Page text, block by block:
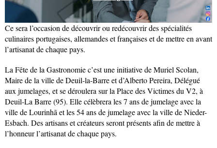
Ce sera l’occasion de découvrir ou redécouvrir des spécialités
culinaires portugaises, allemandes et françaises et de mettre en avant
l’artisanat de chaque pays.
La Fête de la Gastronomie c’est une initiative de Muriel Scolan,
Maire de la ville de Deuil-la-Barre et d’Alberto Pereira, Délégué
aux jumelages, et se déroulera sur la Place des Victimes du V2, à
Deuil-La Barre (95). Elle célèbrera les 7 ans de jumelage avec la
ville de Lourinhã et les 54 ans de jumelage avec la ville de Nieder-
Esbach. Des artisans et créateurs seront présents afin de mettre à
l’honneur l’artisanat de chaque pays.